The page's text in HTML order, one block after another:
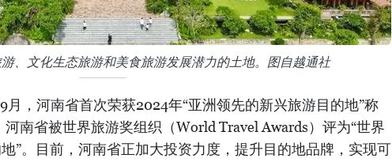
、文化生态旅游和美食旅游发展潜力的土地。图自越通社
，河南省首次荣获2024年“亚洲领先的新兴旅游目的地”称
南省被世界旅游奖组织（World Travel Awards）评为“世界
”。目前，河南省正加大投资力度，提升目的地品牌，实现可